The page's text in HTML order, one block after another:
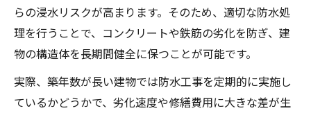
らの浸水リスクが高まります。そのため、適切な防水処
理を行うことで、コンクリートや鉄筋の劣化を防ぎ、建
物の構造体を長期間健全に保つことが可能です。
実際、築年数が長い建物では防水工事を定期的に実施し
ているかどうかで、劣化速度や修繕費用に大きな差が生